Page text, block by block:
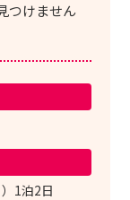
つけません
1泊2日